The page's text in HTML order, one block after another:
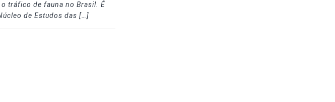
tráfico de fauna no Brasil. É
de Estudos das […]